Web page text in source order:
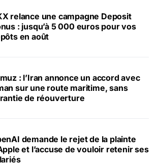
relance une campagne Deposit
: jusqu’à 5 000 euros pour vos
en août
: l’Iran annonce un accord avec
sur une route maritime, sans
de réouverture
demande le rejet de la plainte
et l’accuse de vouloir retenir ses